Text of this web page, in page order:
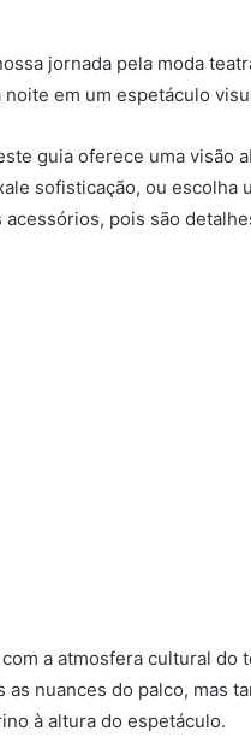
jornada pela moda
em um espetáculo
guia oferece uma visão
sofisticação, ou escolha
pois são
a atmosfera cultural do
nuances do palco, mas
à altura do espetáculo.